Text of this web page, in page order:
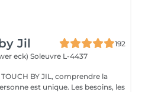
Jil
192
eck) Soleuvre L-4437
BY JIL, comprendre la
est unique. Les besoins, les